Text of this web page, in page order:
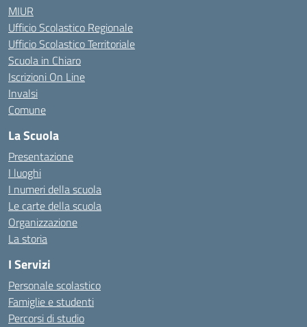
MIUR
Ufficio Scolastico Regionale
Ufficio Scolastico Territoriale
Scuola in Chiaro
Iscrizioni On Line
Invalsi
Comune
La Scuola
Presentazione
I luoghi
I numeri della scuola
Le carte della scuola
Organizzazione
La storia
I Servizi
Personale scolastico
Famiglie e studenti
Percorsi di studio